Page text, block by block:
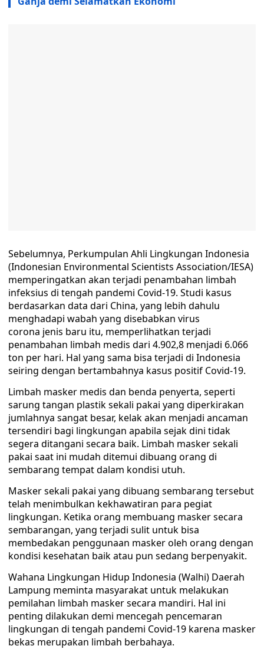
Sebelumnya, Perkumpulan Ahli Lingkungan Indonesia
(Indonesian Environmental Scientists Association/IESA)
memperingatkan akan terjadi penambahan limbah
infeksius di tengah pandemi Covid-19. Studi kasus
berdasarkan data dari China, yang lebih dahulu
menghadapi wabah yang disebabkan virus
corona jenis baru itu, memperlihatkan terjadi
penambahan limbah medis dari 4.902,8 menjadi 6.066
ton per hari. Hal yang sama bisa terjadi di Indonesia
seiring dengan bertambahnya kasus positif Covid-19.
Limbah masker medis dan benda penyerta, seperti
sarung tangan plastik sekali pakai yang diperkirakan
jumlahnya sangat besar, kelak akan menjadi ancaman
tersendiri bagi lingkungan apabila sejak dini tidak
segera ditangani secara baik. Limbah masker sekali
pakai saat ini mudah ditemui dibuang orang di
sembarang tempat dalam kondisi utuh.
Masker sekali pakai yang dibuang sembarang tersebut
telah menimbulkan kekhawatiran para pegiat
lingkungan. Ketika orang membuang masker secara
sembarangan, yang terjadi sulit untuk bisa
membedakan penggunaan masker oleh orang dengan
kondisi kesehatan baik atau pun sedang berpenyakit.
Wahana Lingkungan Hidup Indonesia (Walhi) Daerah
Lampung meminta masyarakat untuk melakukan
pemilahan limbah masker secara mandiri. Hal ini
penting dilakukan demi mencegah pencemaran
lingkungan di tengah pandemi Covid-19 karena masker
bekas merupakan limbah berbahaya.